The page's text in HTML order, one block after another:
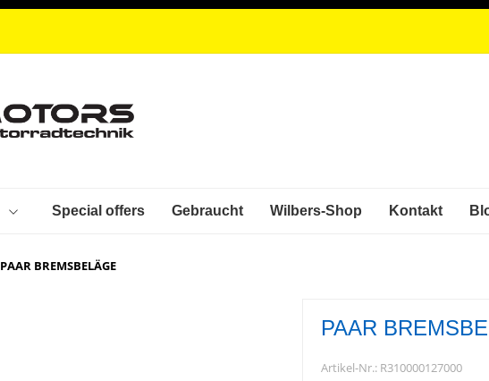
Special offers Gebraucht Wilbers-Shop Kontakt
PAAR BREMSBELÄGE
PAAR
Artikel-Nr.: R310000127000